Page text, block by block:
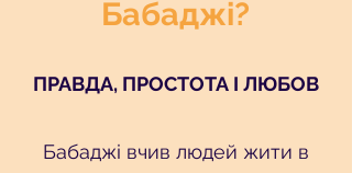
Бабаджі?
ПРАВДА, ПРОСТОТА І ЛЮБОВ
Бабаджі вчив людей жити в